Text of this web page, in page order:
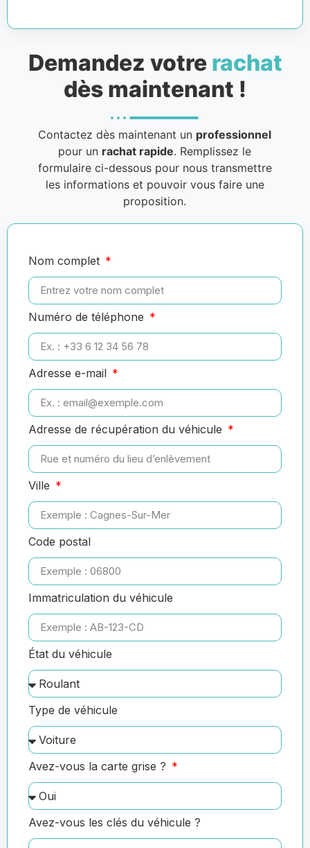
Demandez votre rachat
dès maintenant !
Contactez dès maintenant un professionnel
pour un rachat rapide. Remplissez le
formulaire ci-dessous pour nous transmettre
les informations et pouvoir vous faire une
proposition.
Nom complet
Numéro de téléphone
Adresse e-mail
Adresse de récupération du véhicule
Ville
Code postal
Immatriculation du véhicule
État du véhicule
Type de véhicule
Avez-vous la carte grise ?
Avez-vous les clés du véhicule ?